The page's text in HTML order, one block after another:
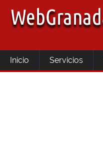
Inicio Servicios